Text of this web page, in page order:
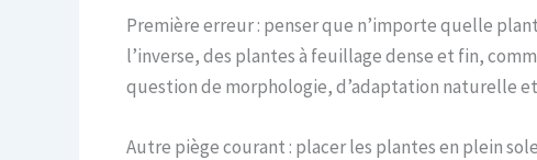
Première erreur : penser que n’importe quelle
l’inverse, des plantes à feuillage dense et fin,
question de morphologie, d’adaptation naturelle
Autre piège courant : placer les plantes en plein